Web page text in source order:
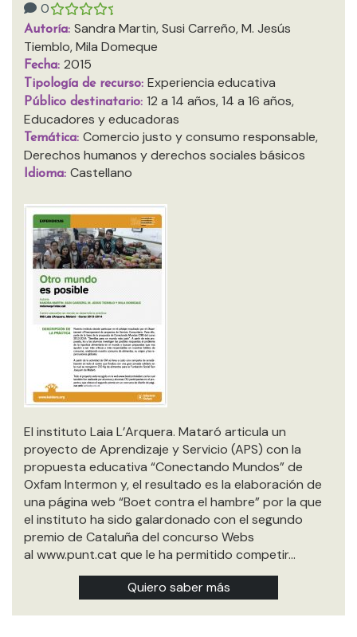
0
Autoría: Sandra Martin, Susi Carreño, M. Jesús
Tiemblo, Mila Domeque
Fecha: 2015
Tipología de recurso: Experiencia educativa
Público destinatario: 12 a 14 años, 14 a 16 años,
Educadores y educadoras
Temática: Comercio justo y consumo responsable,
Derechos humanos y derechos sociales básicos
Idioma: Castellano
El instituto Laia L’Arquera. Mataró articula un
proyecto de Aprendizaje y Servicio (APS) con la
propuesta educativa “Conectando Mundos” de
Oxfam Intermon y, el resultado es la elaboración de
una página web “Boet contra el hambre” por la que
el instituto ha sido galardonado con el segundo
premio de Cataluña del concurso Webs
al www.punt.cat que le ha permitido competir…
Quiero saber más